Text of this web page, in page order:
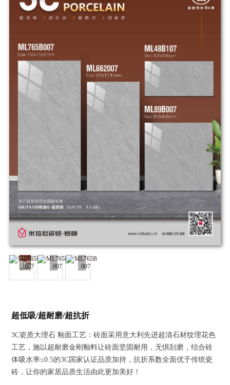
超低吸/超耐磨/超抗折
3C瓷质大理石 釉面工艺：砖面采用意大利先进超清石材纹理花色
工艺，施以超耐磨金刚釉料让砖面坚固耐用，无惧刮磨，结合砖
体吸水率≤0.5的3C国家认证品质加持，抗折系数全面优于传统瓷
砖，让你的家居品质生活由此更加美好！